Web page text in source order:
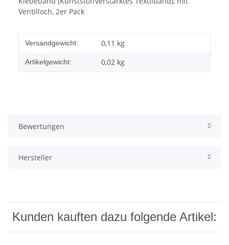
Ventilloch, 2er Pack
Versandgewicht: 0,11 kg
Artikelgewicht: 0,02 kg
Bewertungen
Hersteller
Kunden kauften dazu folgende Artikel: